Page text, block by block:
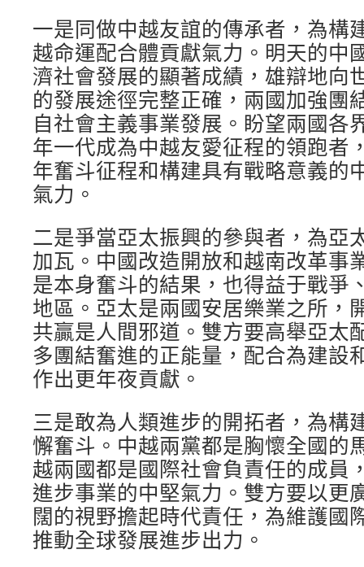
一是同做中越友誼的傳承者，為構
越命運配合體貢獻氣力。明天的中
濟社會發展的顯著成績，雄辯地向
的發展途徑完整正確，兩國加強團
自社會主義事業發展。盼望兩國各
年一代成為中越友愛征程的領跑者
年奮斗征程和構建具有戰略意義的
氣力。
二是爭當亞太振興的參與者，為亞
加瓦。中國改造開放和越南改革事
是本身奮斗的結果，也得益于戰爭
地區。亞太是兩國安居樂業之所，
共贏是人間邪道。雙方要高舉亞太
多團結奮進的正能量，配合為建設
作出更年夜貢獻。
三是敢為人類進步的開拓者，為構
懈奮斗。中越兩黨都是胸懷全國的
越兩國都是國際社會負責任的成員
進步事業的中堅氣力。雙方要以更
闊的視野擔起時代責任，為維護國
推動全球發展進步出力。